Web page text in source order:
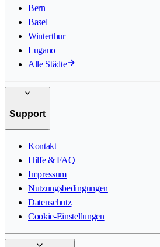
Bern
Basel
Winterthur
Lugano
Alle Städte
Support
Kontakt
Hilfe & FAQ
Impressum
Nutzungsbedingungen
Datenschutz
Cookie-Einstellungen